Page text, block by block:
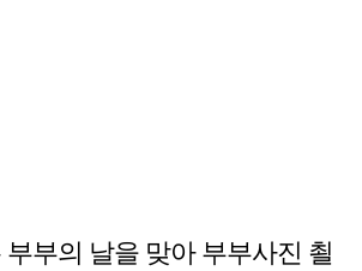
부의 날을 맞아 부부사진 쵤